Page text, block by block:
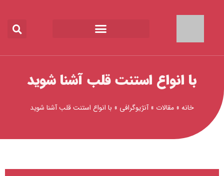
با انواع استنت قلب آشنا شوید
خانه » مقالات »آنژیوگرافی » با انواع استنت قلب آشنا شوید